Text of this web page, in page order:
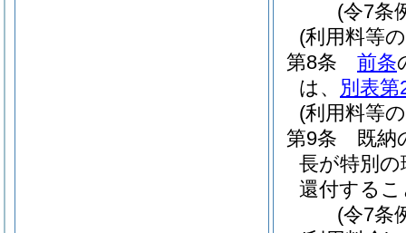
(令7条
(利用料等
第8条
前条
は、 別表第
(利用料等
第9条
既納
長が特別
還付する
(令7条